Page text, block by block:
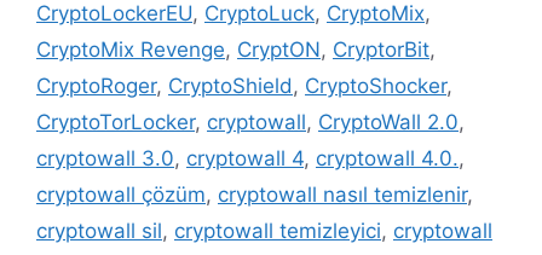
CryptoLockerEU, CryptoLuck, CryptoMix,
CryptoMix Revenge, CryptON, CryptorBit,
CryptoRoger, CryptoShield, CryptoShocker,
CryptoTorLocker, cryptowall, CryptoWall 2.0,
cryptowall 3.0, cryptowall 4, cryptowall 4.0.,
cryptowall çözüm, cryptowall nasıl temizlenir,
cryptowall sil, cryptowall temizleyici, cryptowall